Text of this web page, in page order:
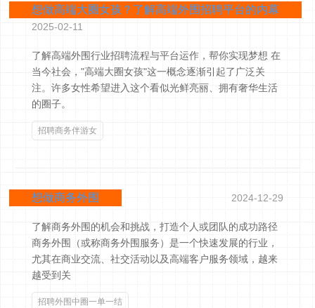
想做高端大圈女孩？了解高端外围招聘平台的内幕
2025-02-11
了解高端外围行业招聘流程与平台运作，帮你实现梦想 在
当今社会，"高端大圈女孩"这一概念逐渐引起了广泛关
注。许多女性希望进入这个看似光鲜亮丽、拥有奢华生活
的圈子。
招聘商务伴游女
想做商务外围 2024-12-29
了解商务外围的机会和挑战，打造个人或团队的成功路径
商务外围（或称商务外围服务）是一个快速发展的行业，
尤其在商业交流、社交活动以及高端客户服务领域，越来
越受到关
招聘外围中圈一单一结